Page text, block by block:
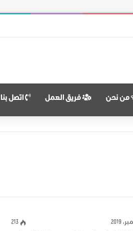
من نحن فريق العمل اتصل بنا
213